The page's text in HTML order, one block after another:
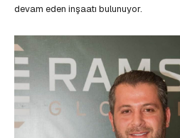
devam eden inşaatı bulunuyor.